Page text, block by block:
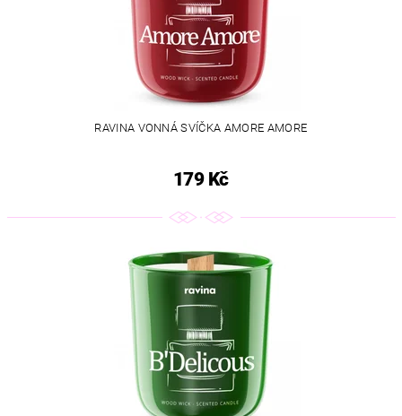
RAVINA VONNÁ SVÍČKA AMORE AMORE
179 Kč